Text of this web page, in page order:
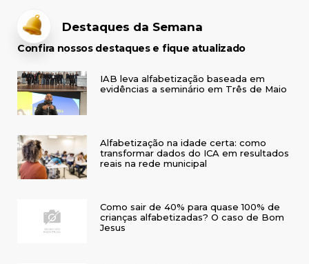
Destaques da Semana
Confira nossos destaques e fique atualizado
IAB leva alfabetização baseada em
evidências a seminário em Três de Maio
Alfabetização na idade certa: como
transformar dados do ICA em resultados
reais na rede municipal
Como sair de 40% para quase 100% de
crianças alfabetizadas? O caso de Bom
Jesus